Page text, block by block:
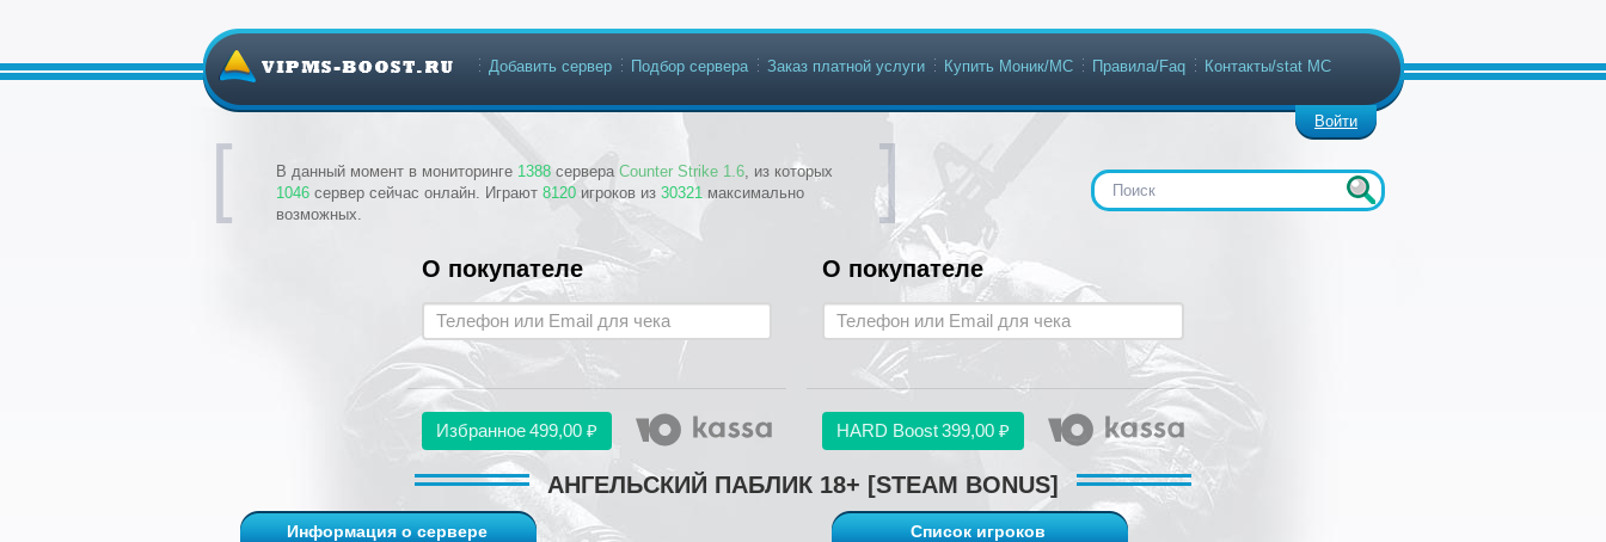
В данный момент в мониторинге 1388 сервера Counter Strike 1.6, из которых
1046 сервер сейчас онлайн. Играют 8120 игроков из 30321 максимально
возможных.
Войти
Добавить сервер Подбор сервера Заказ платной услуги Купить Моник/МС Правила/Faq Контакты/stat МС
О покупателе
Избранное499,00 ₽
О покупателе
HARD Boost399,00 ₽
АНГЕЛЬСКИЙ ПАБЛИК 18+ [STEAM BONUS]
Информация о сервере Список игроков